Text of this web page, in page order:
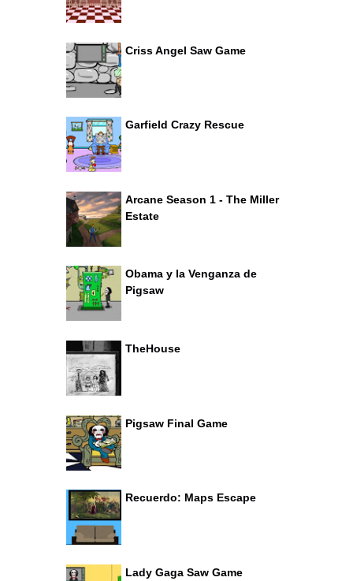
Criss Angel Saw Game
Garfield Crazy Rescue
Arcane Season 1 - The Miller
Estate
Obama y la Venganza de
Pigsaw
TheHouse
Pigsaw Final Game
Recuerdo: Maps Escape
Lady Gaga Saw Game